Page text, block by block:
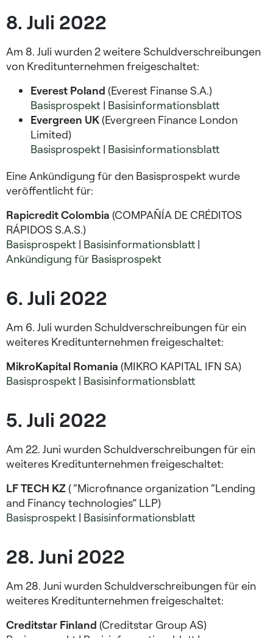
8. Juli 2022
Am 8. Juli wurden 2 weitere Schuldverschreibungen
von Kreditunternehmen freigeschaltet:
Everest Poland (Everest Finanse S.A.)
Basisprospekt | Basisinformationsblatt
Evergreen UK(Evergreen Finance London
Limited)
Basisprospekt | Basisinformationsblatt
Eine Ankündigung für den Basisprospekt wurde
veröffentlicht für:
Rapicredit Colombia (COMPAÑÍA DE CRÉDITOS
RÁPIDOS S.A.S.)
Basisprospekt | Basisinformationsblatt |
Ankündigung für Basisprospekt
6. Juli 2022
Am 6. Juli wurden Schuldverschreibungen für ein
weiteres Kreditunternehmen freigeschaltet:
MikroKapital Romania (MIKRO KAPITAL IFN SA)
Basisprospekt | Basisinformationsblatt
5. Juli 2022
Am 22. Juni wurden Schuldverschreibungen für ein
weiteres Kreditunternehmen freigeschaltet:
LF TECH KZ( “Microfinance organization “Lending
and Financy technologies” LLP)
Basisprospekt | Basisinformationsblatt
28. Juni 2022
Am 28. Juni wurden Schuldverschreibungen für ein
weiteres Kreditunternehmen freigeschaltet:
Creditstar Finland (Creditstar Group AS)